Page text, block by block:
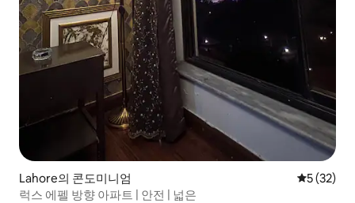
Lahore의 콘도미니엄 평점 5점
5 (32)
럭스 에펠 방향 아파트 | 안전 | 넓은